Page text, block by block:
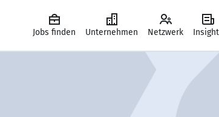
Jobs finden Unternehmen Netzwerk